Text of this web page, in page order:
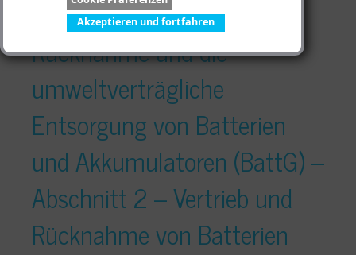
Akzeptieren und fortfahren
Inverkehrbringen, die
Rücknahme und die
umweltverträgliche
Entsorgung von Batterien
und Akkumulatoren (BattG) –
Abschnitt 2 – Vertrieb und
Rücknahme von Batterien